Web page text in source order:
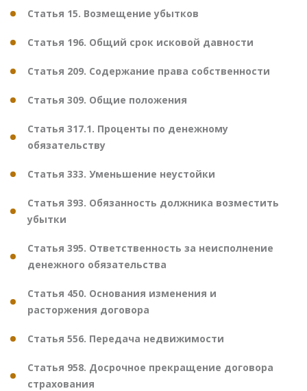
Статья 15. Возмещение убытков
Статья 196. Общий срок исковой давности
Статья 209. Содержание права собственности
Статья 309. Общие положения
Статья 317.1. Проценты по денежному
обязательству
Статья 333. Уменьшение неустойки
Статья 393. Обязанность должника возместить
убытки
Статья 395. Ответственность за неисполнение
денежного обязательства
Статья 450. Основания изменения и
расторжения договора
Статья 556. Передача недвижимости
Статья 958. Досрочное прекращение договора
страхования